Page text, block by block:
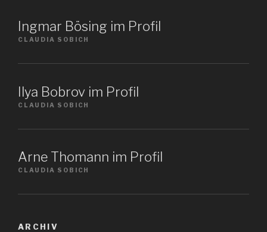
Ingmar Bösing im Profil
CLAUDIA SOBICH
Ilya Bobrov im Profil
CLAUDIA SOBICH
Arne Thomann im Profil
CLAUDIA SOBICH
ARCHIV